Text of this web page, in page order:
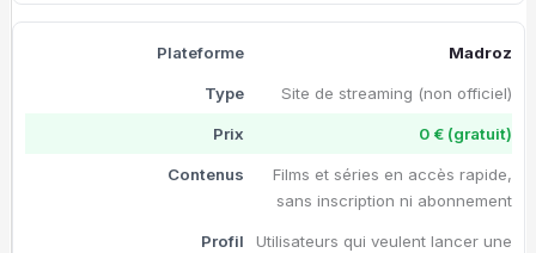
Madroz
Site de streaming (non officiel)
0 € (gratuit)
Films et séries en accès rapide,
sans inscription ni abonnement
Utilisateurs qui veulent lancer une